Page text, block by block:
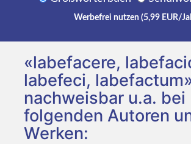
Werbefrei nutzen (5,99 EUR/
«labefacere,
labefeci,
nachweisbar u.a. bei
folgenden Autoren
Werken: